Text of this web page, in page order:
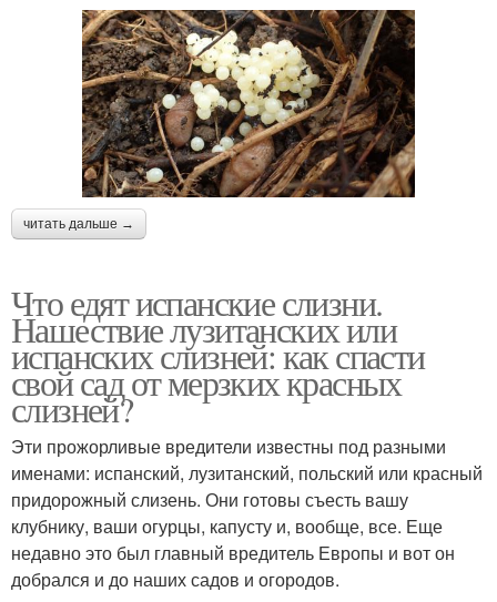
читать дальше →
Что едят испанские слизни.
Нашествие лузитанских или
испанских слизней: как спасти
свой сад от мерзких красных
слизней?
Эти прожорливые вредители известны под разными
именами: испанский, лузитанский, польский или красный
придорожный слизень. Они готовы съесть вашу
клубнику, ваши огурцы, капусту и, вообще, все. Еще
недавно это был главный вредитель Европы и вот он
добрался и до наших садов и огородов.